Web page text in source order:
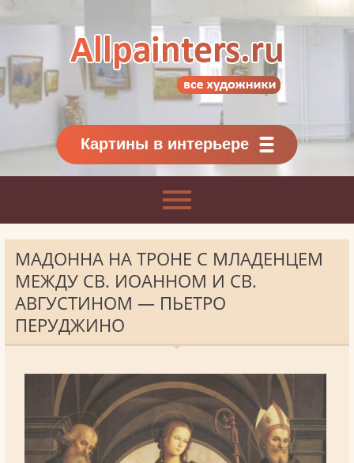
Картины классиков
и современников
Картины в интерьере
МАДОННА НА ТРОНЕ С МЛАДЕНЦЕМ
МЕЖДУ СВ. ИОАННОМ И СВ.
АВГУСТИНОМ — ПЬЕТРО
ПЕРУДЖИНО